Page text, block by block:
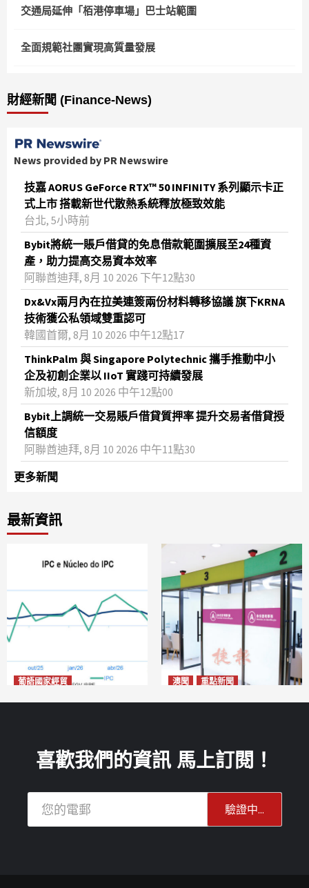
交通局延伸「栢港停車場」巴士站範圍
全面規範社團實現高質量發展
財經新聞 (Finance-News)
News provided by PR Newswire
技嘉 AORUS GeForce RTX™ 50 INFINITY 系列顯示卡正
式上市 搭載新世代散熱系統釋放極致效能
台北, 5小時前
Bybit將統一賬戶借貸的免息借款範圍擴展至24種資
產，助力提高交易資本效率
阿聯酋迪拜, 8月 10 2026 下午12點30
Dx&Vx兩月內在拉美連簽兩份材料轉移協議 旗下KRNA
技術獲公私領域雙重認可
韓國首爾, 8月 10 2026 中午12點17
ThinkPalm 與 Singapore Polytechnic 攜手推動中小
企及初創企業以 IIoT 實踐可持續發展
新加坡, 8月 10 2026 中午12點00
Bybit上調統一交易賬戶借貸質押率 提升交易者借貸授
信額度
阿聯酋迪拜, 8月 10 2026 中午11點30
更多新聞
最新資訊
葡語國家經貿 澳聞 重點新聞
2026-08-11
喜歡我們的資訊 馬上訂閱！